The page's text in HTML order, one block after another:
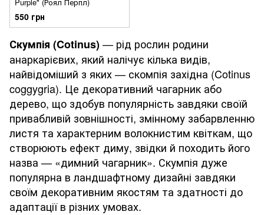
550 грн
Скумпія (Cotinus)— рід рослин родини
анаркарієвих, який налічує кілька видів,
найвідоміший з яких — скомпія західна (Cotinus
coggygria). Це декоративний чагарник або
дерево, що здобув популярність завдяки своїй
привабливій зовнішності, змінному забарвленню
листя та характерним волокнистим квіткам, що
створюють ефект диму, звідки й походить його
назва — «димний чагарник». Скумпія дуже
популярна в ландшафтному дизайні завдяки
своїм декоративним якостям та здатності до
адаптації в різних умовах.